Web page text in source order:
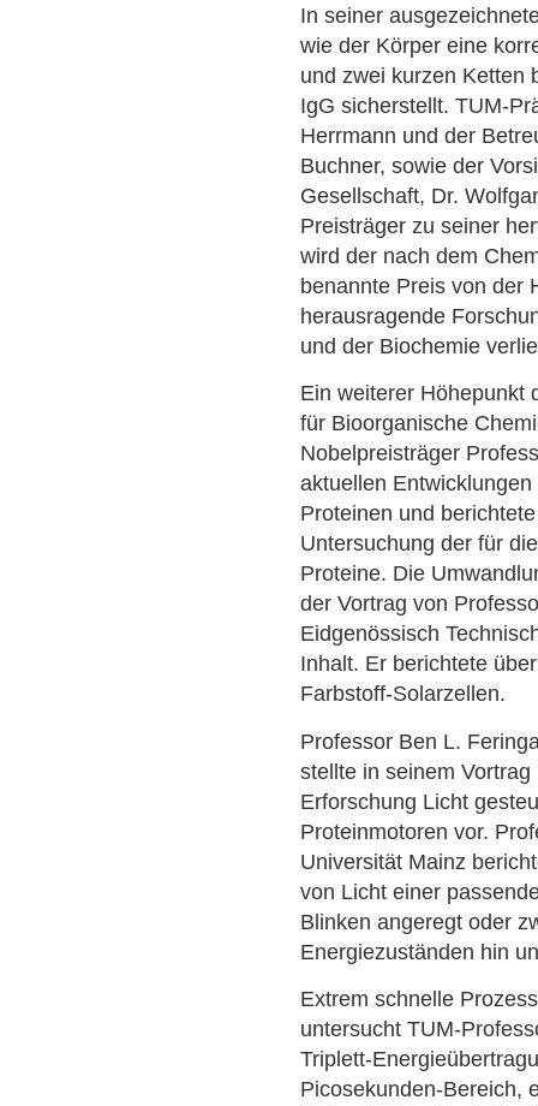
In seiner
wie der Körper eine
und zwei kurzen Ketten
IgG sicherstellt. TUM-
Herrmann und der
Buchner, sowie der
Gesellschaft, Dr.
Preisträger zu seiner
wird der nach dem
benannte Preis von der
herausragende
und der Biochemie
Ein weiterer Höhepunkt
für Bioorganische
Nobelpreisträger
aktuellen
Proteinen und
Untersuchung der für
Proteine. Die
der Vortrag von
Eidgenössisch
Inhalt. Er berichtete
Farbstoff-Solarzellen.
Professor Ben L.
stellte in seinem
Erforschung Licht
Proteinmotoren vor.
Universität Mainz
von Licht einer
Blinken angeregt oder
Energiezuständen hin
Extrem schnelle
untersucht TUM-
Triplett-
Picosekunden-Bereich,